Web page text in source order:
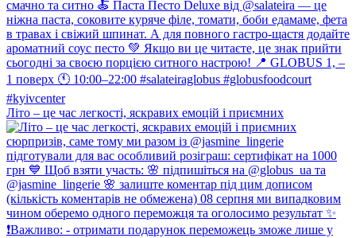
Літо – це час легкості, яскравих емоцій і приємних